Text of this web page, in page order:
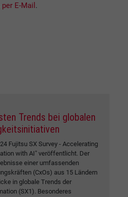
E-Mail .
Trends bei globalen
Fujitsu SX Survey - Accelerating
with AI" veröffentlicht. Der
einer umfassenden
(CxOs) aus 15 Ländern
in globale Trends der
(SX1). Besonderes